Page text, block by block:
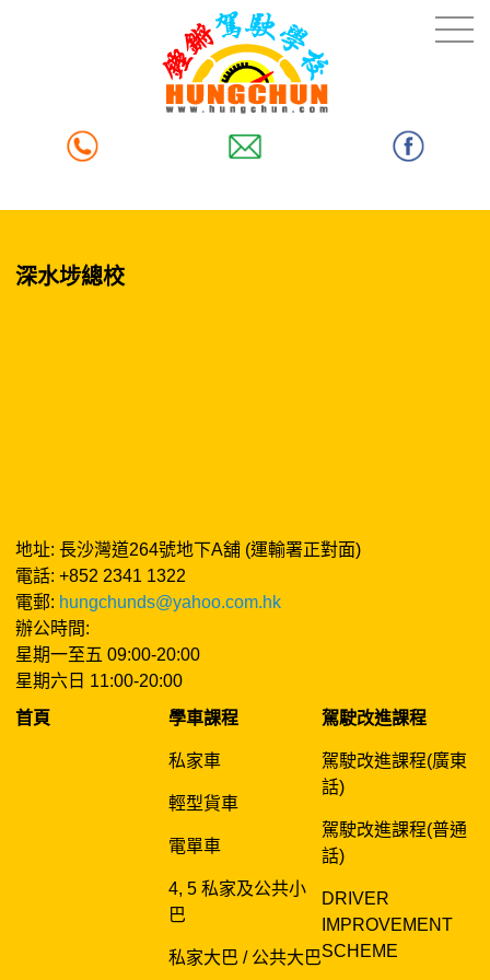
深水埗總校
地址: 長沙灣道264號地下A舖 (運輸署正對面)
電話: +852 2341 1322
電郵: hungchunds@yahoo.com.hk
辦公時間:
星期一至五 09:00-20:00
星期六日 11:00-20:00
首頁
學車課程
私家車
輕型貨車
電單車
4, 5 私家及公共小
巴
私家大巴 / 公共大巴
駕駛改進課程
駕駛改進課程(廣東
話)
駕駛改進課程(普通
話)
DRIVER
IMPROVEMENT
SCHEME